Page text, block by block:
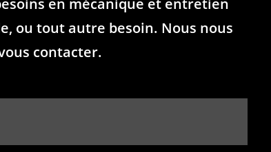
en mécanique et entretien
ou tout autre besoin. Nous nous
contacter.